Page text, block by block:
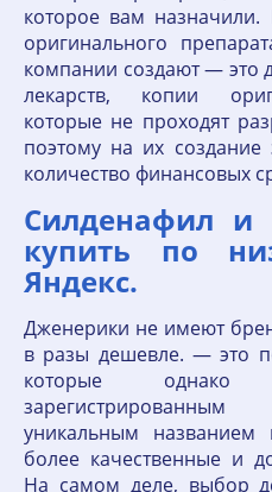
которое вам
оригинального
компании создают — это
лекарств, копии
которые не проходят
поэтому на их
количество финансовых
Силденафил и
купить по
Яндекс.
Дженерики не имеют
в разы дешевле. — это
которые однако
уникальным названием
более качественные и
На самом деле, выбор